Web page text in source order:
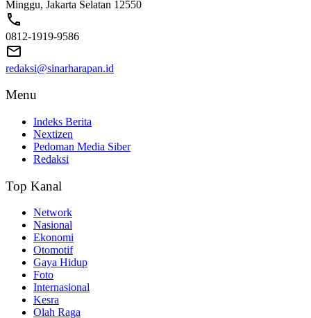
Minggu, Jakarta Selatan 12550
0812-1919-9586
redaksi@sinarharapan.id
Menu
Indeks Berita
Nextizen
Pedoman Media Siber
Redaksi
Top Kanal
Network
Nasional
Ekonomi
Otomotif
Gaya Hidup
Foto
Internasional
Kesra
Olah Raga